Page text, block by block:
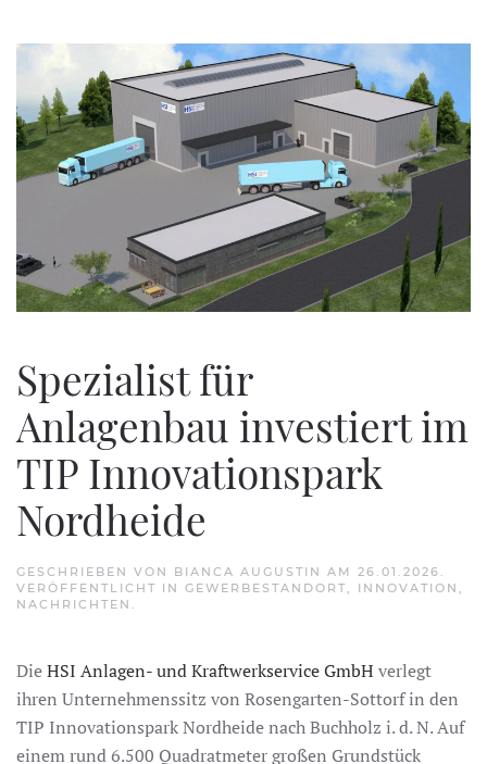
Zum Hauptinhalt springen
Spezialist für
Anlagenbau investiert im
TIP Innovationspark
Nordheide
GESCHRIEBEN VON BIANCA AUGUSTIN AM 26.01.2026
VERÖFFENTLICHT IN GEWERBESTANDORT INNOVATION
NACHRICHTEN
DieHSI Anlagen- und Kraftwerkservice GmbH verlegt
ihren Unternehmenssitz von Rosengarten-Sottorf in den
TIP Innovationspark Nordheide nach Buchholz i. d. N. Auf
einem rund 6.500 Quadratmeter großen Grundstück